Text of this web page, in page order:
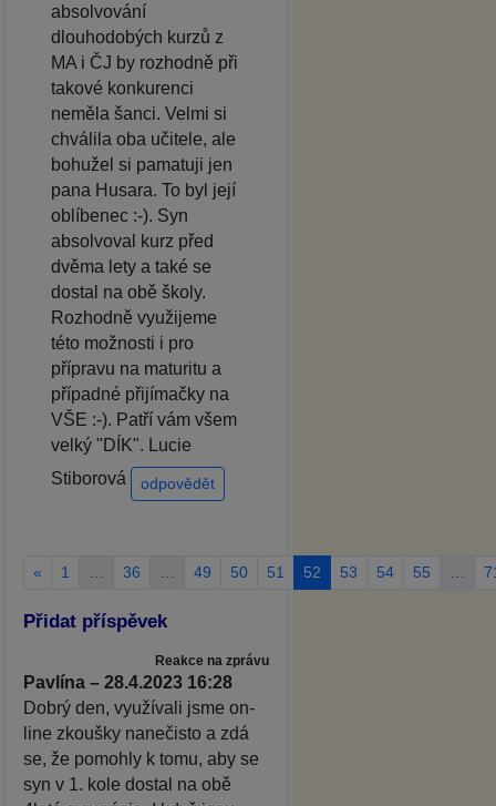
absolvování
dlouhodobých kurzů z
MA i ČJ by rozhodně při
takové konkurenci
neměla šanci. Velmi si
chválila oba učitele, ale
bohužel si pamatuji jen
pana Husara. To byl její
oblíbenec :-). Syn
absolvoval kurz před
dvěma lety a také se
dostal na obě školy.
Rozhodně využijeme
této možnosti i pro
přípravu na maturitu a
případné přijímačky na
VŠE :-). Patří vám všem
velký "DÍK". Lucie
Stiborová
odpovědět
« 1 36 49 50 51 52 53 54 55
Přidat příspěvek
Reakce na zprávu
Pavlína – 28.4.2023 16:28
Dobrý den, využívali jsme on-
line zkoušky nanečisto a zdá
se, že pomohly k tomu, aby se
syn v 1. kole dostal na obě